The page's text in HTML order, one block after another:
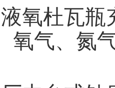
氧杜瓦瓶
氧气、氮